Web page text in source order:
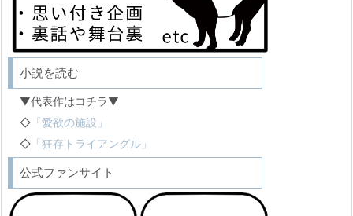
小説を読む
▼代表作はコチラ▼
◇ 「愛欲の施設」
◇ 「狂存トライアングル」
公式ファンサイト